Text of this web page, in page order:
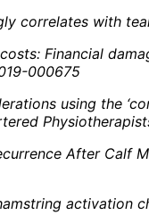
correlates with
Financial
000675
using the
After Calf
activation